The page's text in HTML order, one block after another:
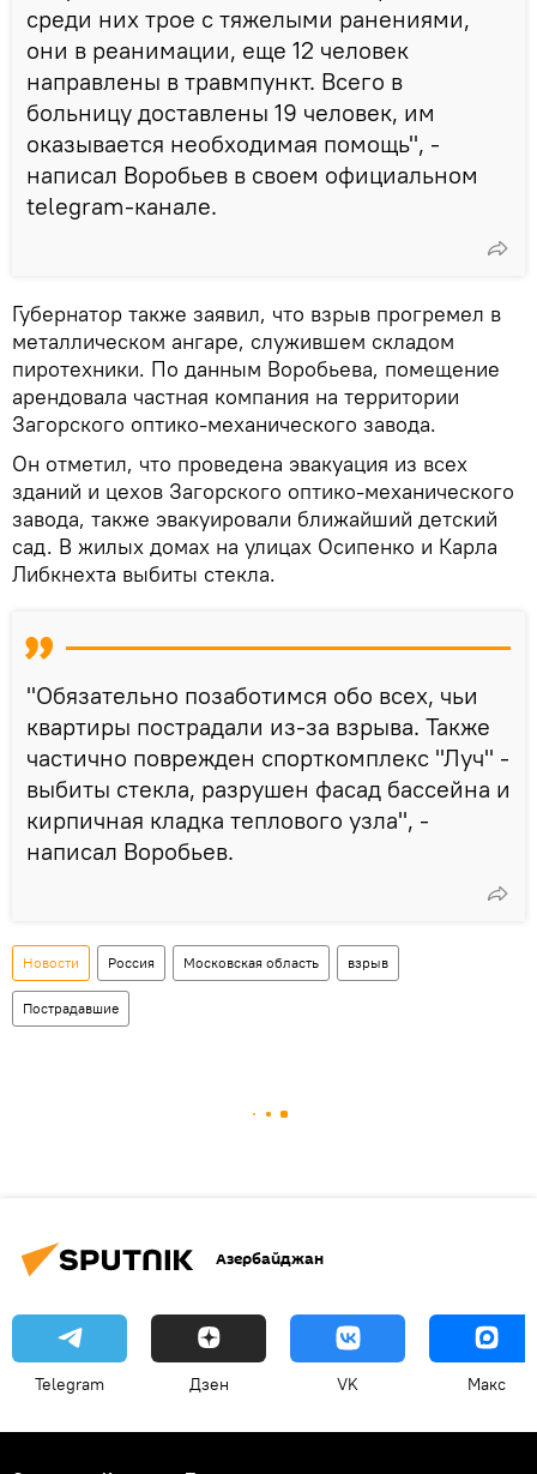
среди них трое с тяжелыми ранениями,
они в реанимации, еще 12 человек
направлены в травмпункт. Всего в
больницу доставлены 19 человек, им
оказывается необходимая помощь", -
написал Воробьев в своем официальном
telegram-канале.
Губернатор также заявил, что взрыв прогремел в
металлическом ангаре, служившем складом
пиротехники. По данным Воробьева, помещение
арендовала частная компания на территории
Загорского оптико-механического завода.
Он отметил, что проведена эвакуация из всех
зданий и цехов Загорского оптико-механического
завода, также эвакуировали ближайший детский
сад. В жилых домах на улицах Осипенко и Карла
Либкнехта выбиты стекла.
"Обязательно позаботимся обо всех, чьи
квартиры пострадали из-за взрыва. Также
частично поврежден спорткомплекс "Луч" -
выбиты стекла, разрушен фасад бассейна и
кирпичная кладка теплового узла", -
написал Воробьев.
Новости Россия Московская область взрыв
Пострадавшие
Азербайджан
Telegram Дзен VK Макс